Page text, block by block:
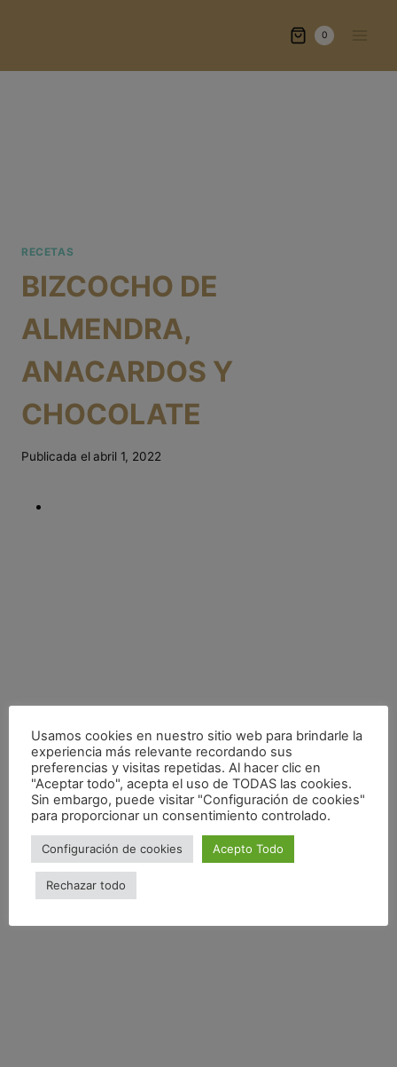
0
RECETAS
BIZCOCHO DE
ALMENDRA,
ANACARDOS Y
CHOCOLATE
Publicada el abril 1, 2022
Usamos cookies en nuestro sitio web para brindarle la
experiencia más relevante recordando sus
preferencias y visitas repetidas. Al hacer clic en
"Aceptar todo", acepta el uso de TODAS las cookies.
Sin embargo, puede visitar "Configuración de cookies"
para proporcionar un consentimiento controlado.
Configuración de cookies Acepto Todo
Rechazar todo